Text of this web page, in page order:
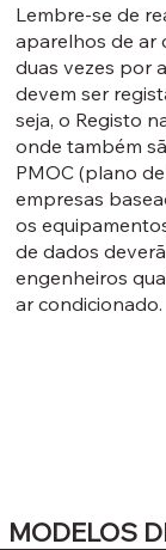
Lembre-se de
aparelhos de ar
duas vezes por
devem ser
seja, o Registo
onde também
PMOC (plano
empresas
os
de dados
engenheiros
ar condicionado.
MODELOS